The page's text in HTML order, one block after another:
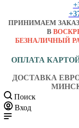
ПРИНИМАЕМ
В
БЕЗНАЛИЧНЫЙ
ОПЛАТА
ДОСТАВКА
Поиск
Вход